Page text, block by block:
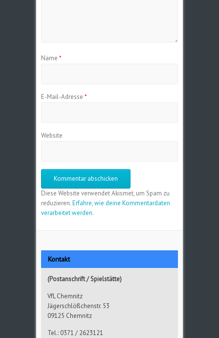
Name *
E-Mail-Adresse *
Website
Diese Website verwendet Akismet, um Spam zu
reduzieren.Erfahre, wie deine Kommentardaten
verarbeitet werden.
Kontakt
(Postanschrift / Spielstätte)
VfL Chemnitz
Jägerschlößchenstr. 53
09125 Chemnitz
Tel.: 0371 / 2623121